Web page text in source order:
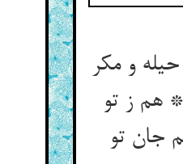
و مکر
هم ز تو
جان تو